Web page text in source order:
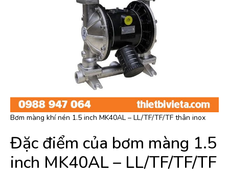
Bơm màng khí nén 1.5 inch MK40AL – LL/TF/TF/TF thân inox
Đặc điểm của bơm màng 1.5
inch MK40AL – LL/TF/TF/TF